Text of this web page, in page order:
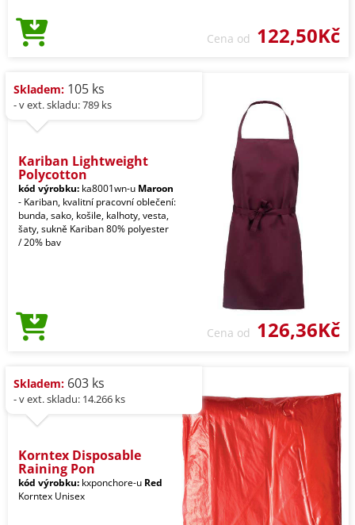
Cena od 122,50Kč
Skladem: 105 ks
- v ext. skladu: 789 ks
Kariban Lightweight
Polycotton
kód výrobku: ka8001wn-u Maroon
- Kariban, kvalitní pracovní oblečení:
bunda, sako, košile, kalhoty, vesta,
šaty, sukně Kariban 80% polyester
/ 20% bav
Cena od 126,36Kč
Skladem: 603 ks
- v ext. skladu: 14.266 ks
Korntex Disposable
Raining Pon
kód výrobku: kxponchore-u Red
Korntex Unisex